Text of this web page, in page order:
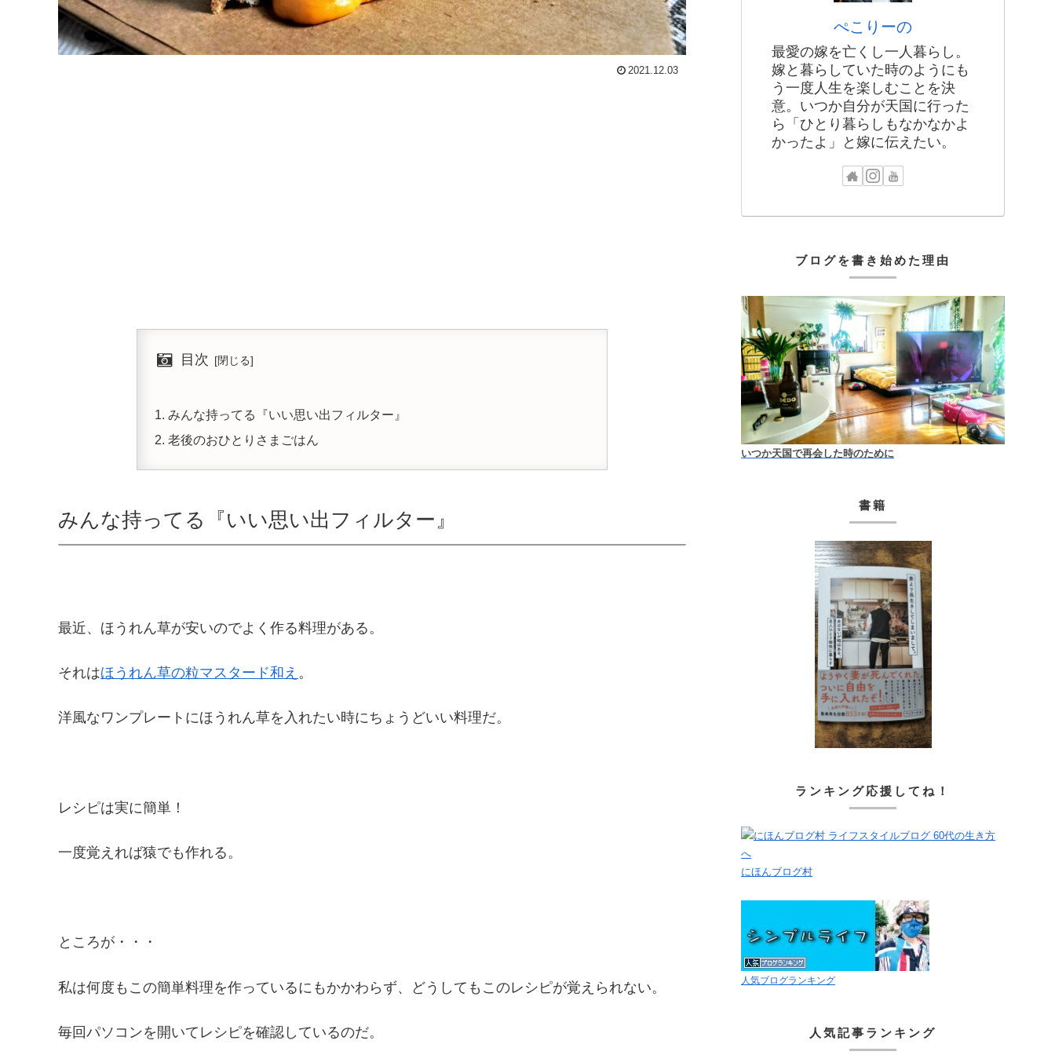
2021.12.03
目次
みんな持ってる『いい思い出フィルター』
老後のおひとりさまごはん
みんな持ってる『いい思い出フィルター』
最近、ほうれん草が安いのでよく作る料理がある。
それはほうれん草の粒マスタード和え 。
洋風なワンプレートにほうれん草を入れたい時にちょうどいい料理だ。
レシピは実に簡単！
一度覚えれば猿でも作れる。
ところが・・・
私は何度もこの簡単料理を作っているにもかかわらず、どうしてもこのレシピが覚えられない。
毎回パソコンを開いてレシピを確認しているのだ。
ぺこりーの
最愛の嫁を亡くし一人暮らし。
嫁と暮らしていた時のようにも
う一度人生を楽しむことを決
意。いつか自分が天国に行った
ら「ひとり暮らしもなかなかよ
かったよ」と嫁に伝えたい。
ブログを書き始めた理由
いつか天国で再会した時のために
書籍
ランキング応援してね！
にほんブログ村
人気ブログランキング
人気記事ランキング